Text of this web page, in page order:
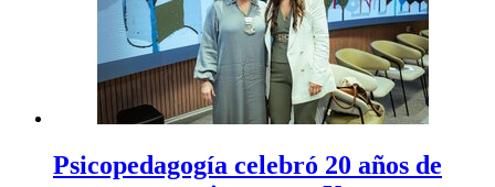
Psicopedagogía celebró 20 años de